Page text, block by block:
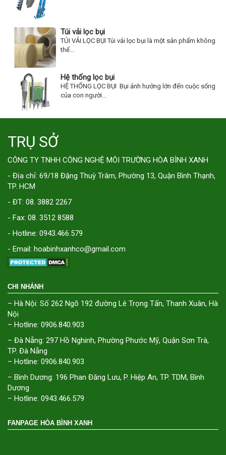
Túi vải lọc bụi
TÚI VẢI LỌC BỤI Túi vải lọc bụi là một sản phẩm không
thể...
Hệ thống lọc bụi
HỆ THỐNG LỌC BỤI Bụi ảnh hưởng lớn đến cuộc sống
của con người...
TRỤ SỞ
CÔNG TY TNHH CÔNG NGHỆ MÔI TRƯỜNG HÒA BÌNH XANH
- Địa chỉ: 69/18 Đặng Thuỳ Trâm, Phường 13, Quận Bình Thạnh,
TP. HCM
- ĐT: 08. 3882 2267
- Fax: 08. 3512 8588
- Hotline: 0943.466.579
- Email: hoabinhxanhco@gmail.com
CHI NHÁNH
– Hà Nội: Số 262 Ngõ 192 đường Lê Trọng Tấn, Thanh Xuân, Hà
Nội
– Hotline: 0906.840.903
– Đà Nẵng: 297 Hồ Nghinh, Phường Phước Mỹ, Quận Sơn Trà,
TP. Đà Nẵng
– Hotline: 0906.840.903
– Bình Dương: 196 Phan Đăng Lưu, P. Hiệp An, TP. TDM, Bình
Dương
– Hotline: 0943.466.579
FANPAGE HÒA BÌNH XANH